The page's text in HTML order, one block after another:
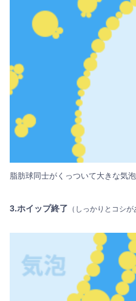
脂肪球同士がくっついて大きな気
3.ホイップ終了 （しっかりとコシが